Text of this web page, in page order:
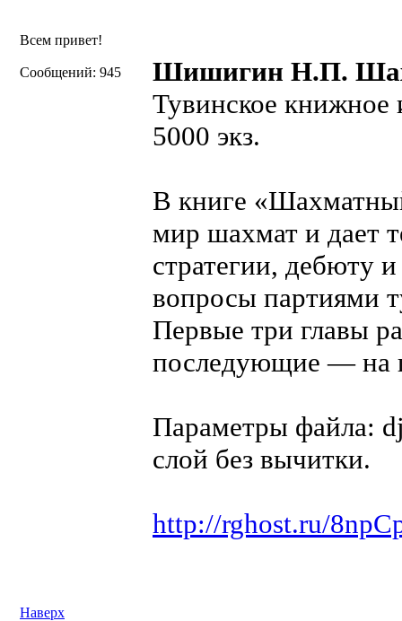
Всем привет!
Сообщений: 945
Шишигин Н.П.
Тувинское книжное
5000 экз.
В книге
мир шахмат и дает
стратегии, дебюту
вопросы партиями
Первые три главы
последующие — на
Параметры файла:
слой без вычитки.
http://rghost.ru/
Наверх